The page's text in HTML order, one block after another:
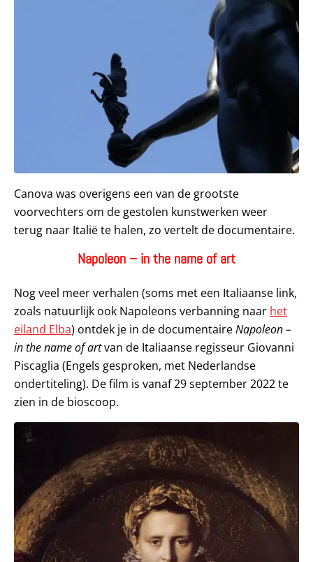
Canova was overigens een van de grootste
voorvechters om de gestolen kunstwerken weer
terug naar Italië te halen, zo vertelt de documentaire.
Napoleon – in the name of art
Nog veel meer verhalen (soms met een Italiaanse link,
zoals natuurlijk ook Napoleons verbanning naar het
eiland Elba) ontdek je in de documentaireNapoleon –
in the name of artvan de Italiaanse regisseur Giovanni
Piscaglia (Engels gesproken, met Nederlandse
ondertiteling). De film is vanaf 29 september 2022 te
zien in de bioscoop.